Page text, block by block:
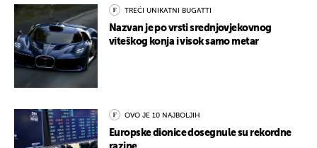
TREĆI UNIKATNI BUGATTI
Nazvan je po vrsti srednjovjekovnog
viteškog konja i visok samo metar
OVO JE 10 NAJBOLJIH
Europske dionice dosegnule su rekordne